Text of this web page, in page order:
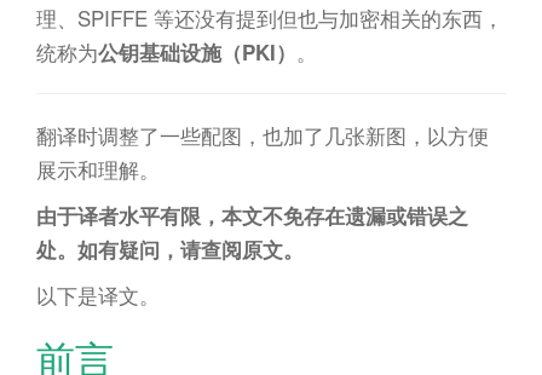
理、SPIFFE 等还没有提到但也与加密相关的东西，
统称为公钥基础设施（PKI） 。
翻译时调整了一些配图，也加了几张新图，以方便
展示和理解。
由于译者水平有限，本文不免存在遗漏或错误之
处。如有疑问，请查阅原文。
以下是译文。
前言